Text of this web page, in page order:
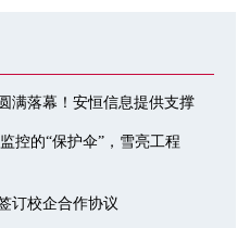
满落幕！安恒信息提供支撑
控的“保护伞”，雪亮工程
订校企合作协议